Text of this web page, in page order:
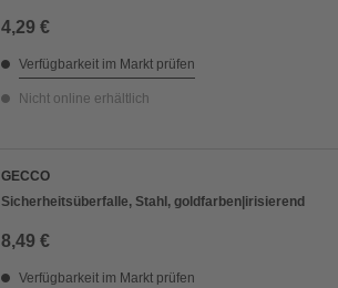
4,29 €
Verfügbarkeit im Markt prüfen
Nicht online erhältlich
GECCO
Sicherheitsüberfalle, Stahl, goldfarben|irisierend
8,49 €
Verfügbarkeit im Markt prüfen